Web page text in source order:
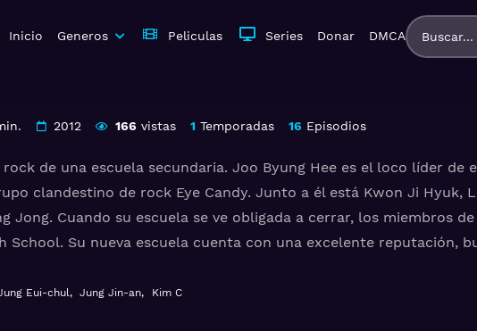
Inicio Generos Peliculas Series Donar DMCA
2012 166 vistas 1 Temporadas 16 Episodios
de una escuela secundaria. Joo Byung Hee es el loco líder de
clandestino de rock Eye Candy. Junto a él está Kwon Ji Hyuk,
Jong. Cuando su escuela se ve obligada a cerrar, los miembros de
School. Su nueva escuela cuenta con una excelente reputación,
a diferencia de Dong Nae High School. En el nuevo colegio,
ricos, llegando a tener fuertes enfrentamientos con los
Eui-chul, Jung Jin-an, Kim C